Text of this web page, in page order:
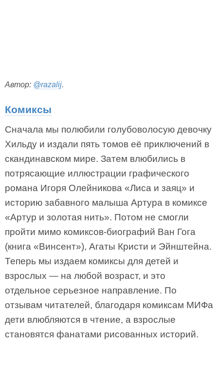
Автор: @razalij.
Комиксы
Сначала мы полюбили голубоволосую девочку
Хильду и издали пять томов её приключений в
скандинавском мире. Затем влюбились в
потрясающие иллюстрации графического
романа Игоря Олейникова «Лиса и заяц» и
историю забавного малыша Артура в комиксе
«Артур и золотая нить». Потом не смогли
пройти мимо комиксов-биографий Ван Гога
(книга «Винсент»), Агаты Кристи и Эйнштейна.
Теперь мы издаем комиксы для детей и
взрослых — на любой возраст, и это
отдельное серьезное направление. По
отзывам читателей, благодаря комиксам МИФа
дети влюбляются в чтение, а взрослые
становятся фанатами рисованных историй.